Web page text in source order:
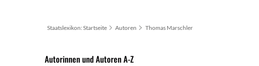
Staatslexikon: Startseite Autoren Thomas Marschler
Autorinnen und Autoren A-Z